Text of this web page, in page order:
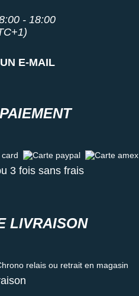
- 18:00
E-MAIL
Carte paypal Carte amex
3 fois sans frais
LIVRAISON
relais ou retrait en magasin